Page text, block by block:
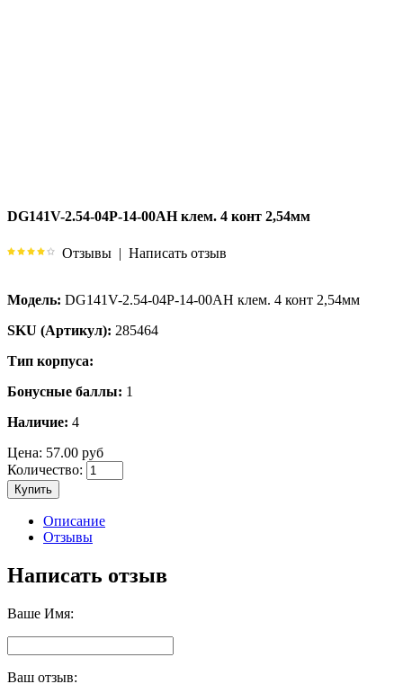
DG141V-2.54-04P-14-00AH клем. 4 конт 2,54мм
Отзывы | Написать отзыв
Модель: DG141V-2.54-04P-14-00AH клем. 4 конт 2,54мм
SKU (Артикул): 285464
Тип корпуса:
Бонусные баллы: 1
Наличие: 4
Цена: 57.00 руб
Количество:
Купить
Описание
Отзывы
Написать отзыв
Ваше Имя:
Ваш отзыв: